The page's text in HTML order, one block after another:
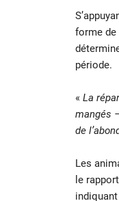
forme de
période.
« La
mangés
de
Les
le
indiquant